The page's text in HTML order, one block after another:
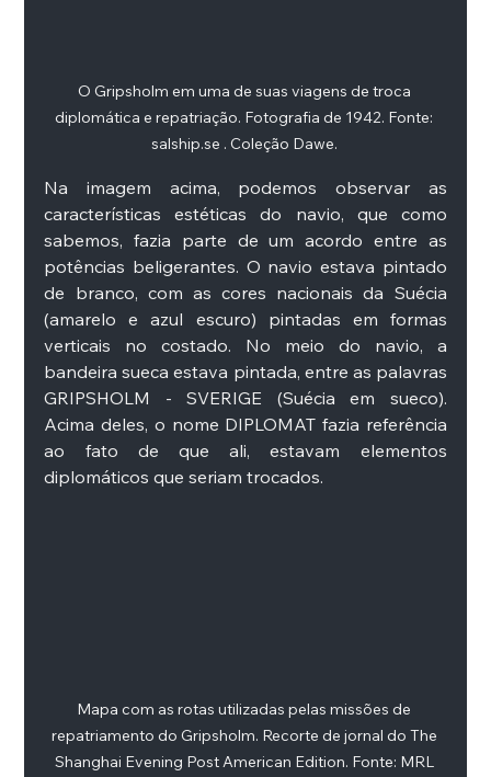
O Gripsholm em uma de suas viagens de troca
diplomática e repatriação. Fotografia de 1942. Fonte:
salship.se . Coleção Dawe.
Na imagem acima, podemos observar as
características estéticas do navio, que como
sabemos, fazia parte de um acordo entre as
potências beligerantes. O navio estava pintado
de branco, com as cores nacionais da Suécia
(amarelo e azul escuro) pintadas em formas
verticais no costado. No meio do navio, a
bandeira sueca estava pintada, entre as palavras
GRIPSHOLM - SVERIGE (Suécia em sueco).
Acima deles, o nome DIPLOMAT fazia referência
ao fato de que ali, estavam elementos
diplomáticos que seriam trocados.
Mapa com as rotas utilizadas pelas missões de
repatriamento do Gripsholm. Recorte de jornal do The
Shanghai Evening Post American Edition. Fonte: MRL